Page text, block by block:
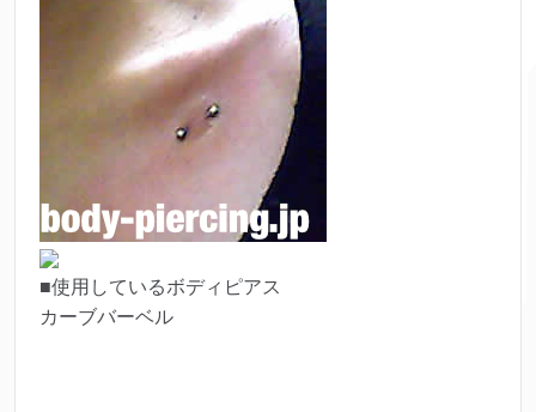
■使用しているボディピアス
カーブバーベル